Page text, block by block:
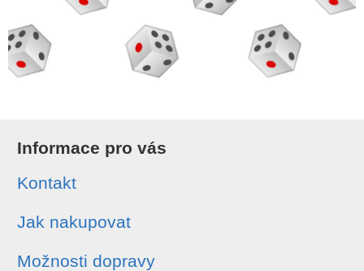
Informace pro vás
Kontakt
Jak nakupovat
Možnosti dopravy